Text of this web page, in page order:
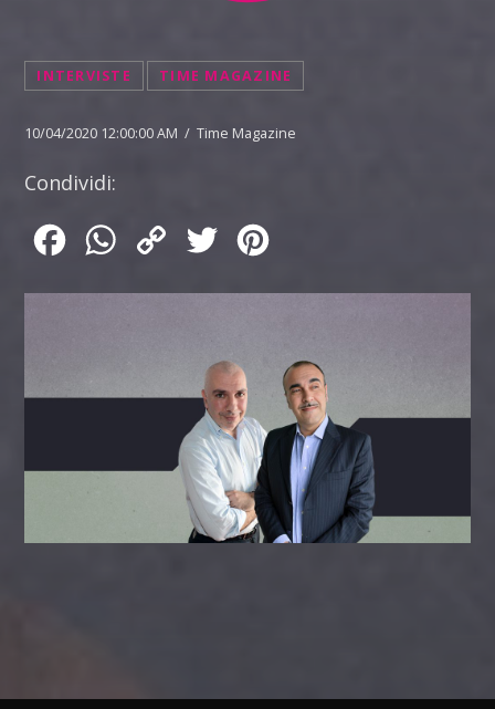
INTERVISTE TIME MAGAZINE
10/04/2020 12:00:00 AM / Time Magazine
Condividi:
FacebookWhatsApp
Copy
Twitter